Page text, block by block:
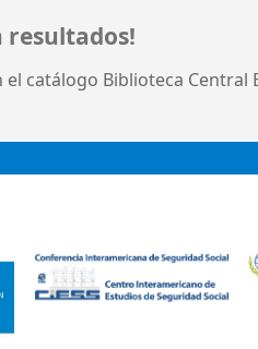
resultados!
catálogo Biblioteca Central